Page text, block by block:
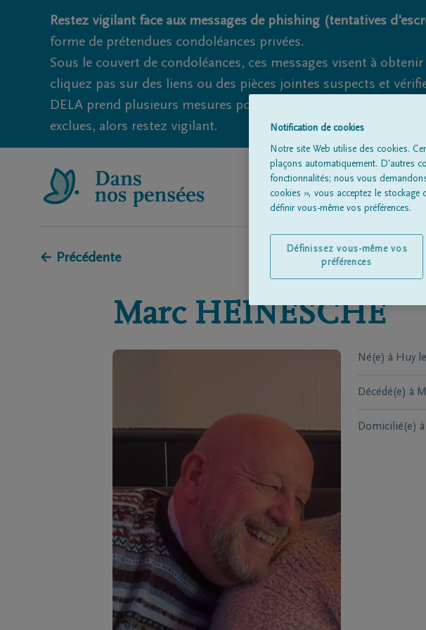
Restez vigilant face aux messages de phishing (tentatives
forme de prétendues condoléances privées.
Sous le couvert de condoléances, ces messages visent à
cliquez pas sur des liens ou des pièces jointes suspects et
DELA prend plusieurs mesures pour éviter cela. Cependant,
exclues, alors restez vigilant.
Tous les
← Précédente
Marc HEINESCHE
Né(e) à Huy le
Décédé(e) à
Domicilié(e) à
Notification de cookies
Notre site Web utilise des cookies.
plaçons automatiquement. D'autres
fonctionnalités; nous vous
cookies », vous acceptez le stockage
définir vous-même vos préférences.
Définissez vous-même vos
préférences